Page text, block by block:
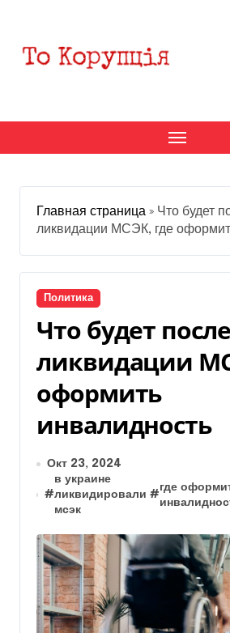
содержанию
Главная страница » Что будет
ликвидации МСЭК, где
Политика
Что будет после
ликвидации
оформить
инвалидность
Окт 23, 2024
#
в украине
ликвидировали
мсэк
#
где